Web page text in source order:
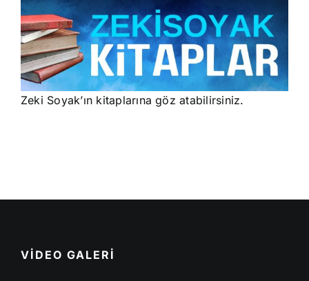
Zeki Soyak’ın kitaplarına göz atabilirsiniz.
VİDEO GALERİ